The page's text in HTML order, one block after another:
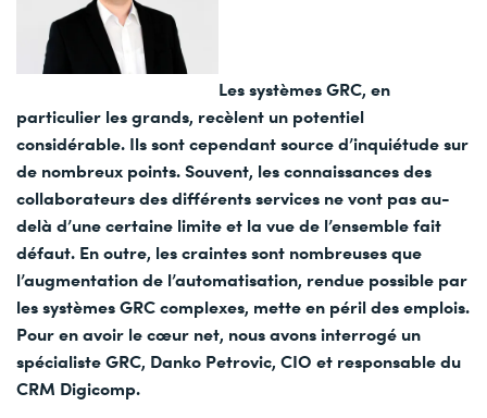
Les systèmes GRC, en
particulier les grands, recèlent un potentiel
considérable. Ils sont cependant source d’inquiétude sur
de nombreux points. Souvent, les connaissances des
collaborateurs des différents services ne vont pas au-
delà d’une certaine limite et la vue de l’ensemble fait
défaut. En outre, les craintes sont nombreuses que
l’augmentation de l’automatisation, rendue possible par
les systèmes GRC complexes, mette en péril des emplois.
Pour en avoir le cœur net, nous avons interrogé un
spécialiste GRC, Danko Petrovic, CIO et responsable du
CRM Digicomp.